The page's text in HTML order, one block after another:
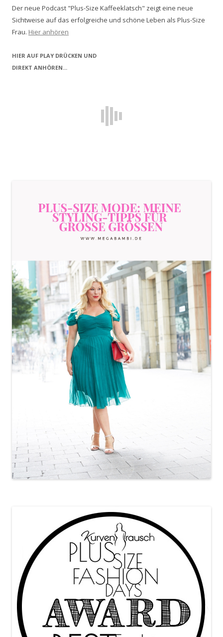
Der neue Podcast "Plus-Size Kaffeeklatsch" zeigt eine neue
Sichtweise auf das erfolgreiche und schöne Leben als Plus-Size
Frau. Hier anhören
HIER AUF PLAY DRÜCKEN UND
DIREKT ANHÖREN...